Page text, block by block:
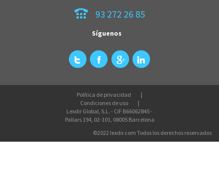
93 272 26 85
Síguenos
Política de privacidad
Condiciones de uso
Lexdir Global, S.L. - CIF B66062845 -
Pallars 194, 02-101, 08005 Barcelona
©2022 lexdir.com Todos los derechos reservados